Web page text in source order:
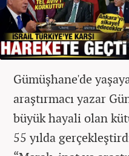
Gümüşhane'de
araştırmacı yazar
büyük hayali olan
55 yılda